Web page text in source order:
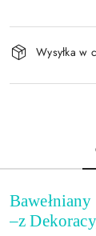
Dostępność
i
dostawa
Wysyłka w
–z